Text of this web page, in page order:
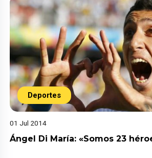
Deportes
01 Jul 2014
Ángel Di María: «Somos 23